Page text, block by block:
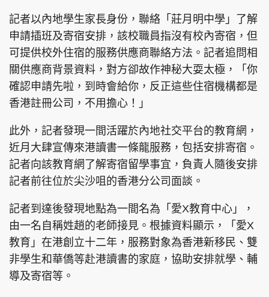
記者以內地學生家長身份，聯絡「莊月明中學」了解
申請插班及寄宿安排，該校職員指沒有校內寄宿，但
可提供校外住宿的服務供應商聯絡方法。記者追問相
關供應商背景資料，對方卻故作神秘大耍太極，「你
確認申請先啦，到時會給你，反正這些住宿機構都是
香港註冊公司，不用擔心！」
此外，記者發現一間活躍於內地社交平台的教育網，
近月大肆宣傳來港讀書一條龍服務，包括安排寄宿。
記者向該教育網了解寄宿留學事宜，負責人隨後安排
記者前往位於尖沙咀的香港分公司面談。
記者到達後發現地點為一間名為「愛X教育中心」，
由一名自稱姓趙的老師接見。根據資料顯示，「愛X
教育」在港創立十二年，服務對象為香港新移民、雙
非學生和華僑等赴港讀書的家庭，協助安排就學、輔
導及寄宿等。